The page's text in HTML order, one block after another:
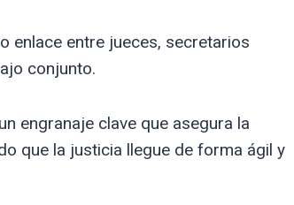
enlace entre jueces, secretarios
conjunto.
engranaje clave que asegura la
que la justicia llegue de forma ágil y